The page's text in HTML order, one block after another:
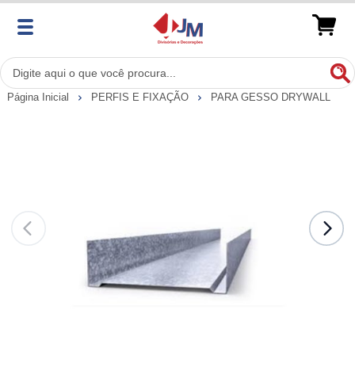
Página Inicial PERFIS E FIXAÇÃO PARA GESSO DRYWALL